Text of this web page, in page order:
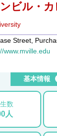
ビル・
Street,
www.mville.edu
基本情報
数
人